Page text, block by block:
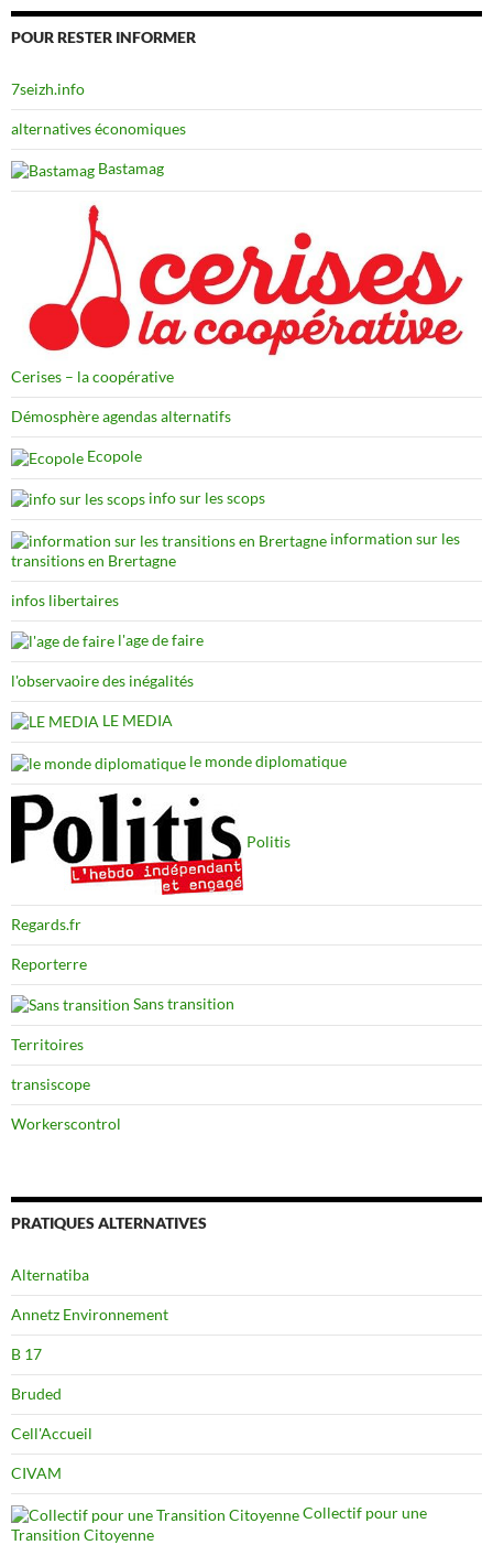
POUR RESTER INFORMER
7seizh.info
alternatives économiques
Bastamag
Cerises – la coopérative
Démosphère agendas alternatifs
Ecopole
info sur les scops
information sur les
transitions en Brertagne
infos libertaires
l'age de faire
l'observaoire des inégalités
LE MEDIA
le monde diplomatique
Politis
Regards.fr
Reporterre
Sans transition
Territoires
transiscope
Workerscontrol
PRATIQUES ALTERNATIVES
Alternatiba
Annetz Environnement
B 17
Bruded
Cell'Accueil
CIVAM
Collectif pour une
Transition Citoyenne